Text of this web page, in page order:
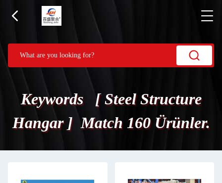
Keywords [ Steel Structure
Hangar ] Match 160 Ürünler.